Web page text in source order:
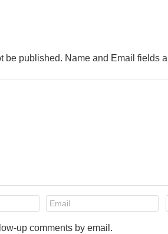
be published. Name and Email fields
up comments by email.